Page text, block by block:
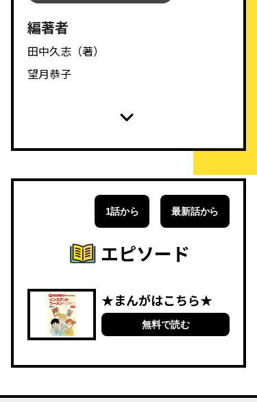
編著者
田中久志（著）
望月恭子
1話から 最新話から
エピソード
★まんがはこちら★
無料で読む